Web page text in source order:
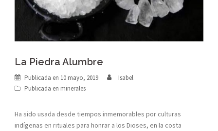
La Piedra Alumbre
Publicada en 10 mayo, 2019
Isabel
Publicada en minerales
Ha sido usada desde tiempos inmemorables por culturas
indígenas en rituales para honrar a los Dioses, en la costa